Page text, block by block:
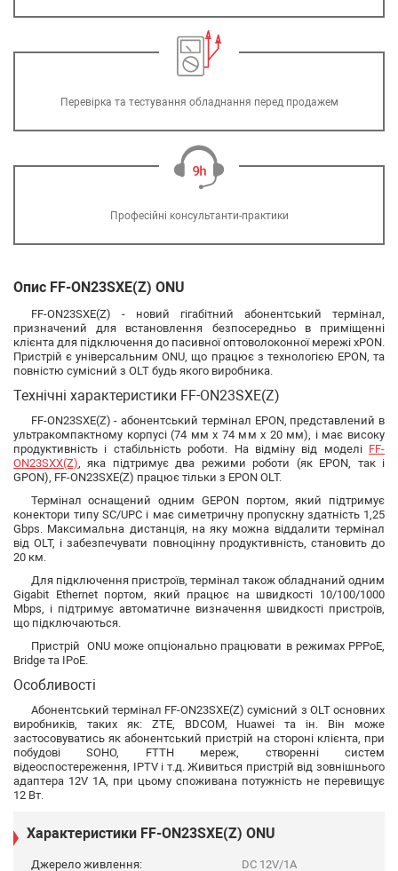
Перевірка та тестування обладнання перед продажем
Професійні консультанти-практики
Опис FF-ON23SXE(Z) ONU
FF-ON23SXE(Z) - новий гігабітний абонентський термінал,
призначений для встановлення безпосередньо в приміщенні
клієнта для підключення до пасивної оптоволоконної мережі xPON.
Пристрій є універсальним ONU, що працює з технологією EPON, та
повністю сумісний з OLT будь якого виробника.
Технічні характеристики FF-ON23SXE(Z)
FF-ON23SXE(Z) - абонентський термінал EPON, представлений в
ультракомпактному корпусі (74 мм х 74 мм х 20 мм), і має високу
продуктивність і стабільність роботи. На відміну від моделі FF-
ON23SXX(Z), яка підтримує два режими роботи (як EPON, так і
GPON), FF-ON23SXE(Z) працює тільки з EPON OLT.
Термінал оснащений одним GEPON портом, який підтримує
конектори типу SC/UPC і має симетричну пропускну здатність 1,25
Gbps. Максимальна дистанція, на яку можна віддалити термінал
від OLT, і забезпечувати повноцінну продуктивність, становить до
20 км.
Для підключення пристроїв, термінал також обладнаний одним
Gigabit Ethernet портом, який працює на швидкості 10/100/1000
Mbps, і підтримує автоматичне визначення швидкості пристроїв,
що підключаються.
Пристрій ONU може опціонально працювати в режимах PPPoE,
Bridge та IPoE.
Особливості
Абонентський термінал FF-ON23SXE(Z) сумісний з OLT основних
виробників, таких як: ZTE, BDCOM, Huawei та ін. Він може
застосовуватись як абонентський пристрій на стороні клієнта, при
побудові SOHO, FTTH мереж, створенні систем
відеоспостереження, IPTV і т.д. Живиться пристрій від зовнішнього
адаптера 12V 1A, при цьому споживана потужність не перевищує
12 Вт.
Характеристики FF-ON23SXE(Z) ONU
Джерело живлення:
DC 12V/1A